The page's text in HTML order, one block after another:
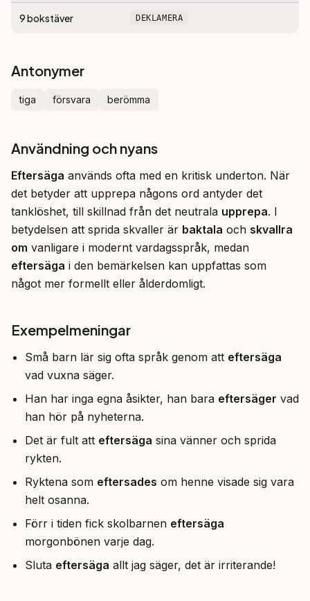
9bokstäver DEKLAMERA
Antonymer
tiga försvara berömma
Användning och nyans
Eftersäga används ofta med en kritisk underton. När
det betyder att upprepa någons ord antyder det
tanklöshet, till skillnad från det neutrala upprepa. I
betydelsen att sprida skvaller är baktala och skvallra
om
eftersäga i den bemärkelsen kan uppfattas som
något mer formellt eller ålderdomligt.
Exempelmeningar
Små barn lär sig ofta språk genom att eftersäga
vad vuxna säger.
Han har inga egna åsikter, han bara eftersäger vad
han hör på nyheterna.
Det är fult att eftersäga sina vänner och sprida
rykten.
Ryktena som eftersades om henne visade sig vara
helt osanna.
Förr i tiden fick skolbarnen eftersäga
morgonbönen varje dag.
Sluta eftersäga allt jag säger, det är irriterande!